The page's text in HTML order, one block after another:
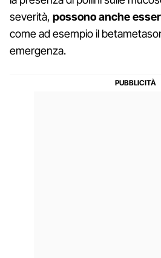
severità, possono anche
come ad esempio il
emergenza.